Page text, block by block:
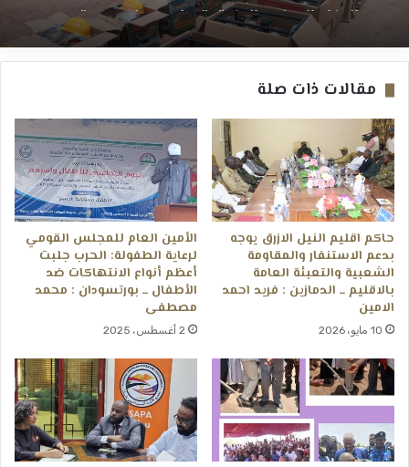
مقالات ذات صلة
حاكم اقليم النيل الازرق يوجه
بدعم الاستنفار والمقاومة
الشعبية والتعبئة العامة
بالاقليم ــ الدمازين : فريد احمد
الامين
10 مايو، 2026
الأمين العام للمجلس القومي
لرعاية الطفولة: الحرب جلبت
أعظم أنواع الانتهاكات ضد
الأطفال ــ بورتسودان : محمد
مصطفى
2 أغسطس، 2025